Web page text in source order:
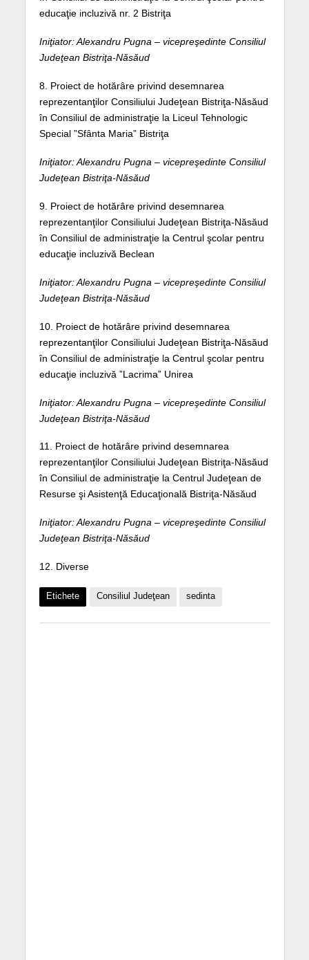
educaţie incluzivă nr. 2 Bistriţa
Iniţiator: Alexandru Pugna – vicepreşedinte Consiliul
Judeţean Bistriţa-Năsăud
8. Proiect de hotărâre privind desemnarea
reprezentanţilor Consiliului Judeţean Bistriţa-Năsăud
în Consiliul de administraţie la Liceul Tehnologic
Special ”Sfânta Maria” Bistriţa
Iniţiator: Alexandru Pugna – vicepreşedinte Consiliul
Judeţean Bistriţa-Năsăud
9. Proiect de hotărâre privind desemnarea
reprezentanţilor Consiliului Judeţean Bistriţa-Năsăud
în Consiliul de administraţie la Centrul şcolar pentru
educaţie incluzivă Beclean
Iniţiator: Alexandru Pugna – vicepreşedinte Consiliul
Judeţean Bistriţa-Năsăud
10. Proiect de hotărâre privind desemnarea
reprezentanţilor Consiliului Judeţean Bistriţa-Năsăud
în Consiliul de administraţie la Centrul şcolar pentru
educaţie incluzivă ”Lacrima” Unirea
Iniţiator: Alexandru Pugna – vicepreşedinte Consiliul
Judeţean Bistriţa-Năsăud
11. Proiect de hotărâre privind desemnarea
reprezentanţilor Consiliului Judeţean Bistriţa-Năsăud
în Consiliul de administraţie la Centrul Judeţean de
Resurse şi Asistenţă Educaţională Bistriţa-Năsăud
Iniţiator: Alexandru Pugna – vicepreşedinte Consiliul
Judeţean Bistriţa-Năsăud
12. Diverse
Etichete Consiliul Judeţean sedinta